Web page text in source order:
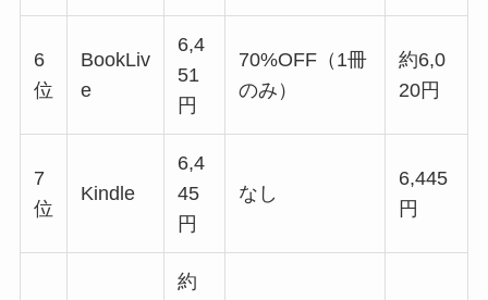
6
位
BookLiv
e
6,4
51
円
70%OFF（1冊
のみ）
約6,0
20円
7
位
Kindle
6,4
45
円
なし
6,445
円
約